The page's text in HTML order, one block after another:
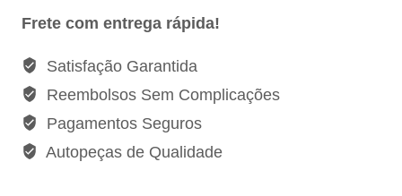
Renault
Logan
Sandero
-
164466374r
quantidade
Frete com entrega rápida!
Satisfação Garantida
Reembolsos Sem Complicações
Pagamentos Seguros
Autopeças de Qualidade